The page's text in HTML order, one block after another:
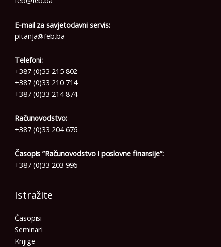
E-mail za savjetodavni servis:
pitanja@feb.ba
Telefoni:
+387 (0)33 215 802
+387 (0)33 210 714
+387 (0)33 214 874
Računovodstvo:
+387 (0)33 204 676
Časopis ”Računovodstvo i poslovne finansije”:
+387 (0)33 203 996
Istražite
Časopisi
Seminari
Knjige